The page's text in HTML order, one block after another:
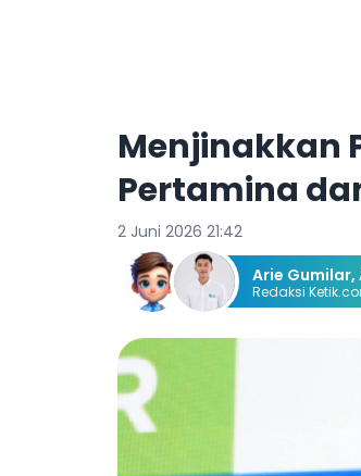
Menjinakkan
Pertamina
2 Juni 2026 21:42
Arie Gumilar,
Redaksi